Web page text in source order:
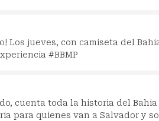
Los jueves, con camiseta del
#BBMP
cuenta toda la historia del Bahia
para quienes van a Salvador y